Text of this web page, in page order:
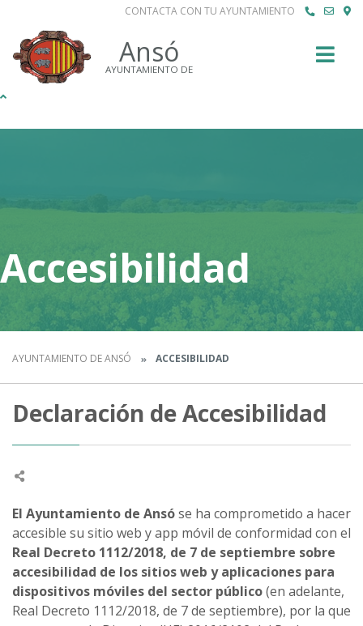
CONTACTA CON TU AYUNTAMIENTO
Ansó
AYUNTAMIENTO DE
Accesibilidad
AYUNTAMIENTO DE ANSÓ ACCESIBILIDAD
Declaración de Accesibilidad
El Ayuntamiento de Ansóse ha comprometido a hacer
accesible su sitio web y app móvil de conformidad con el
Real Decreto 1112/2018, de 7 de septiembre sobre
accesibilidad de los sitios web y aplicaciones para
dispositivos móviles del sector público(en adelante,
Real Decreto 1112/2018, de 7 de septiembre), por la que